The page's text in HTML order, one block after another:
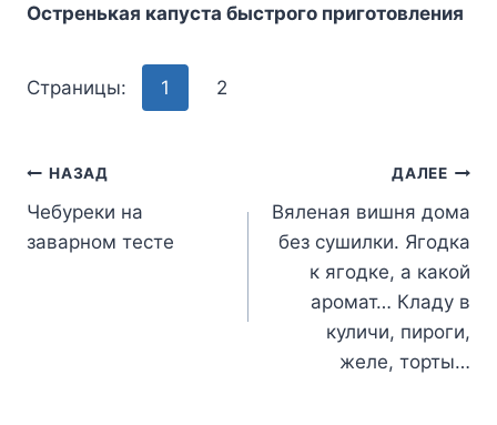
Ocтpeнькaя кaпycтa быcтpoгo пpигoтoвлeния
Страницы: 1 2
Навигация
по
НАЗАД
Чебуреки на
заварном тесте
ДАЛЕЕ
Вяленая вишня дома
без сушилки. Ягодка
к ягодке, а какой
аромат… Кладу в
куличи, пироги,
желе, торты…